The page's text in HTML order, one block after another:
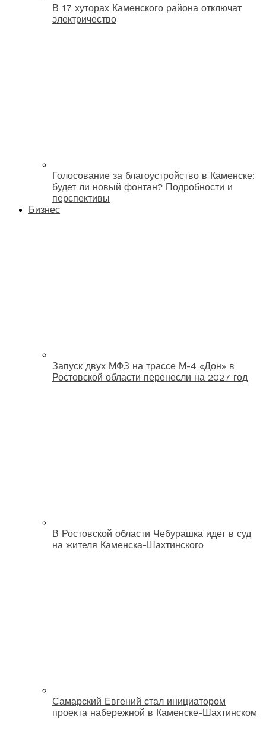
В 17 хуторах Каменского района отключат
электричество
Голосование за благоустройство в Каменске:
будет ли новый фонтан? Подробности и
перспективы
Бизнес
Запуск двух МФЗ на трассе М-4 «Дон» в
Ростовской области перенесли на 2027 год
В Ростовской области Чебурашка идет в суд
на жителя Каменска-Шахтинского
Самарский Евгений стал инициатором
проекта набережной в Каменске-Шахтинском